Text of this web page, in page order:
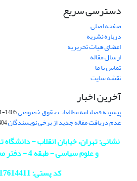
دسترسی سریع
صفحه اصلی
درباره نشریه
اعضای هیات تحریریه
ارسال مقاله
تماس با ما
نقشه سایت
آخرین اخبار
پیشینه فصلنامه مطالعات حقوق خصوصی1405-01-01
عدم دریافت مقاله جدید از برخی نویسندگان20
نشانی: تهران، خیابان انقلاب -
و علوم سیاسی - طبقه 4 - دفتر مجله - اتاق 413
کد پستی: 1417614411